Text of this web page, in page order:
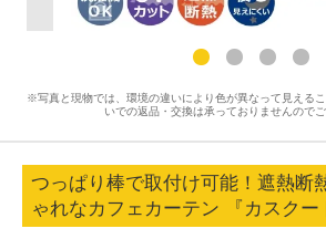
※写真と現物では、環境の違いにより色が異なって見える
いでの返品・交換は承っておりませんのでご
つっぱり棒で取付け可能！遮熱断
ゃれなカフェカーテン 『カスク